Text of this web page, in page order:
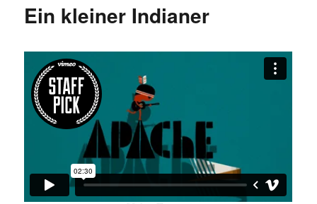
Ein kleiner Indianer